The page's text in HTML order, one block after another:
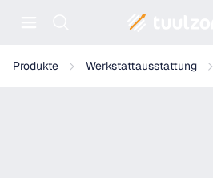
Produkte Werkstattausstattung
Munk Verbindungsteil für Gleispodeste